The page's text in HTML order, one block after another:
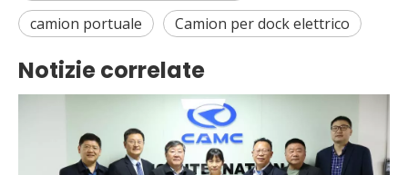
camion portuale
Camion per dock elettrico
Notizie correlate